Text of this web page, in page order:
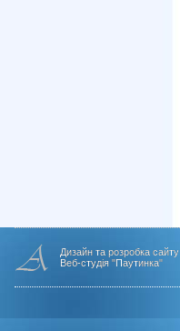
Дизайн та розробка сайту
Веб-студія "Паутинка"